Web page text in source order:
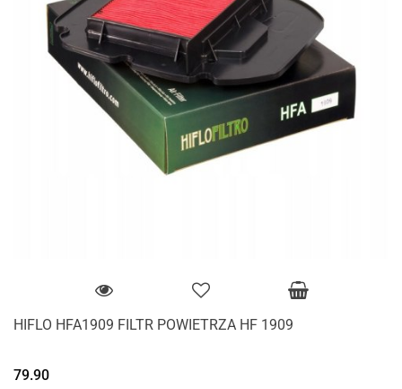
HIFLO HFA1909 FILTR POWIETRZA HF 1909
79.90